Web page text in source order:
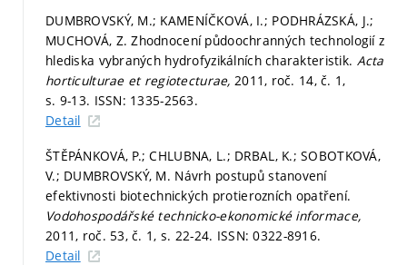
DUMBROVSKÝ, M.; KAMENÍČKOVÁ, I.; PODHRÁZSKÁ, J.;
MUCHOVÁ, Z. Zhodnocení půdoochranných technologií z
hlediska vybraných hydrofyzikálních charakteristik. Acta
horticulturae et regiotecturae, 2011, roč. 14, č. 1,
s. 9-13. ISSN: 1335-2563.
Detail
ŠTĚPÁNKOVÁ, P.; CHLUBNA, L.; DRBAL, K.; SOBOTKOVÁ,
V.; DUMBROVSKÝ, M. Návrh postupů stanovení
efektivnosti biotechnických protierozních opatření.
Vodohospodářské technicko-ekonomické informace,
2011, roč. 53, č. 1, s. 22-24. ISSN: 0322-8916.
Detail